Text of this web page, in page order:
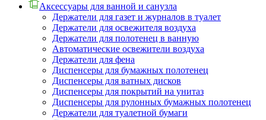
Аксессуары для ванной и санузла
Держатели для газет и журналов в туалет
Держатели для освежителя воздуха
Держатели для полотенец в ванную
Автоматические освежители воздуха
Держатели для фена
Диспенсеры для бумажных полотенец
Диспенсеры для ватных дисков
Диспенсеры для покрытий на унитаз
Диспенсеры для рулонных бумажных полотенец
Держатели для туалетной бумаги